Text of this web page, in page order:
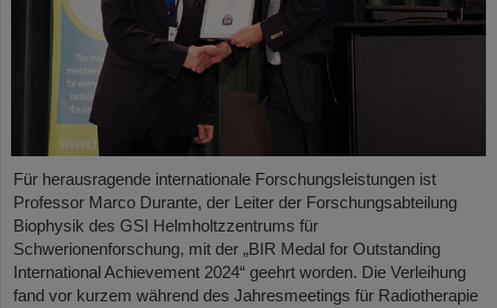
Für herausragende internationale Forschungsleistungen ist
Professor Marco Durante, der Leiter der Forschungsabteilung
Biophysik des GSI Helmholtzzentrums für
Schwerionenforschung, mit der „BIR Medal for Outstanding
International Achievement 2024“ geehrt worden. Die Verleihung
fand vor kurzem während des Jahresmeetings für Radiotherapie